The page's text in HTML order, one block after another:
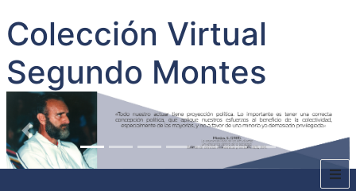
Colección Virtual
Segundo Montes